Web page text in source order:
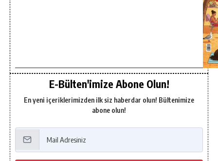
E-Bülten'imize Abone Olun!
En yeni içeriklerimizden ilk siz haberdar olun! Bültenimize
abone olun!